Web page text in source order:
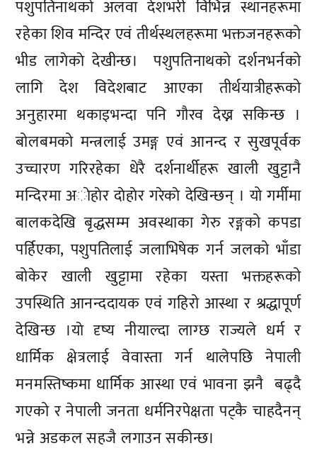
पशुपतिनाथको अलवा देशभरी विभिन्न स्थानहरूमा
रहेका शिव मन्दिर एवं तीर्थस्थलहरूमा भक्तजनहरूको
भीड लागेकाे देखीन्छ। पशुपतिनाथको दर्शनभर्नको
लागि देश विदेशबाट आएका तीर्थयात्रीहरूको
अनुहारमा थकाइभन्दा पनि गौरव देख्न सकिन्छ ।
बोलबमको मन्त्रलाई उमङ्ग एवं आनन्द र सुखपूर्वक
उच्चारण गरिरहेका धेरै दर्शनार्थीहरू खाली खुट्टानै
मन्दिरमा अाेहाेर दाेहाेर गरेकाे देखिन्छन् । यो गर्मीमा
बालकदेखि बृद्धसम्म अवस्थाका गेरु रङ्गको कपडा
पर्हिएका, पशुपतिलाई जलाभिषेक गर्न जलको भाँडा
बोकेर खाली खुट्टामा रहेका यस्ता भक्तहरूको
उपस्थिति आनन्ददायक एवं गहिरो आस्था र श्रद्धापूर्ण
देखिन्छ ।याे दृष्य नीयाल्दा लाग्छ राज्यले धर्म र
धार्मिक क्षेत्रलाई वेवास्ता गर्न थालेपछि नेपाली
मनमस्तिष्कमा धार्मिक आस्था एवं भावना झनै बढ्दै
गएको र नेपाली जनता धर्मनिरपेक्षता पट्कै चाहदैनन्
भन्ने अडकल सहजै लगाउन सकीन्छ।